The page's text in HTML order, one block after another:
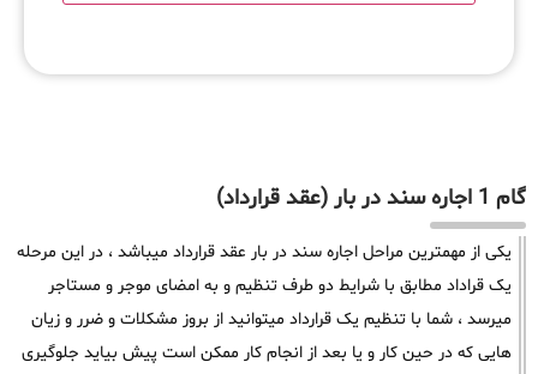
گام 1 اجاره سند در بار (عقد قرارداد)
یکی از مهمترین مراحل اجاره سند در بار عقد قرارداد میباشد ، در این مرحله
یک قراداد مطابق با شرایط دو طرف تنظیم و به امضای موجر و مستاجر
میرسد ، شما با تنظیم یک قرارداد میتوانید از بروز مشکلات و ضرر و زیان
هایی که در حین کار و یا بعد از انجام کار ممکن است پیش بیاید جلوگیری